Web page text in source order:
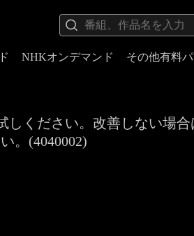
NHKオンデマンド その他有料
ください。改善しない場
。(4040002)